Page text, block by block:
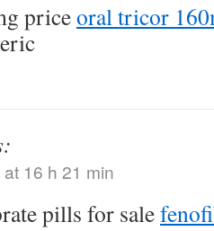
priceoral tricor
16 h 21 min
pills for sale